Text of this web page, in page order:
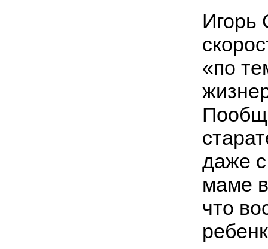
Игорь
«по
даже
маме
что